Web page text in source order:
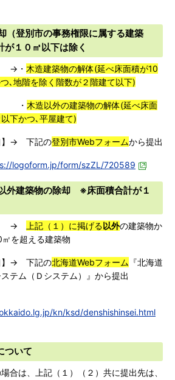
（登別市の事務権限に属する建築
１０㎡以下は除く
→・ 木造建築物の解体(延べ床面積が10
､地階を除く階数が２階建て以下)
木造以外の建築物の解体(延べ床面
下かつ､平屋建て)
】→ 下記の登別市Webフォームから提出
logoform.jp/form/szZL/720589
外建築物の除却 ※床面積合計が１
→ 上記（１）に掲げる以外の建築物か
を超える建築物
】→ 下記の北海道Webフォーム 『北海道
テム（Ｄシステム）』から提出
kn/ksd/denshishinsei.html
ついて
合は、上記（１）（２）共に提出先は、